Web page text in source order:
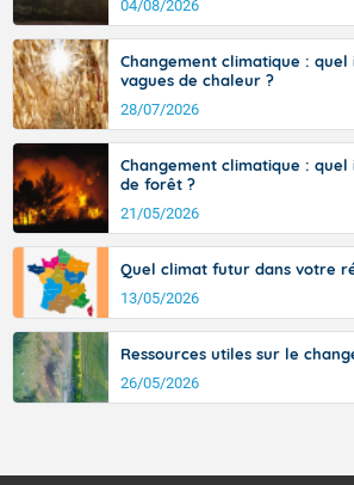
avec des pointes jusqu'à 37 à 38
pays varois et en vallée de la
Fermer
04/08/2026
Changement climatique : quel
vagues de chaleur ?
28/07/2026
Changement climatique :
de forêt ?
21/05/2026
Quel climat futur dans votre
13/05/2026
Ressources utiles sur le
26/05/2026